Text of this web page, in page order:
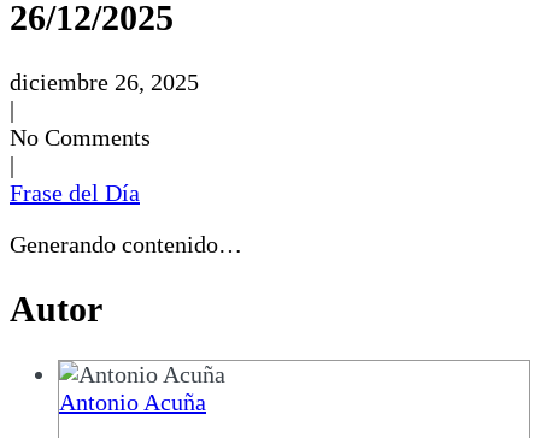
26/12/2025
diciembre 26, 2025
|
No Comments
|
Frase del Día
Generando contenido…
Autor
Antonio Acuña